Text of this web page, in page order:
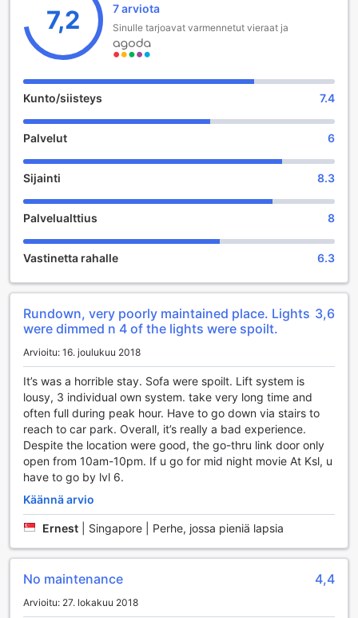
7,2 7 arviota
Sinulle tarjoavat varmennetut vieraat ja
Kunto/siisteys 7.4
Palvelut 6
Sijainti 8.3
Palvelualttius 8
Vastinetta rahalle 6.3
Rundown, very poorly maintained place. Lights
were dimmed n 4 of the lights were spoilt.
3,6
Arvioitu: 16. joulukuu 2018
It’s was a horrible stay. Sofa were spoilt. Lift system is
lousy, 3 individual own system. take very long time and
often full during peak hour. Have to go down via stairs to
reach to car park. Overall, it’s really a bad experience.
Despite the location were good, the go-thru link door only
open from 10am-10pm. If u go for mid night movie At Ksl, u
have to go by lvl 6.
Käännä arvio
Ernest Singapore | Perhe, jossa pieniä lapsia
No maintenance 4,4
Arvioitu: 27. lokakuu 2018